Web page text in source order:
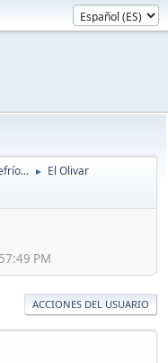
► El Olivar
PM
ACCIONES DEL USUARIO